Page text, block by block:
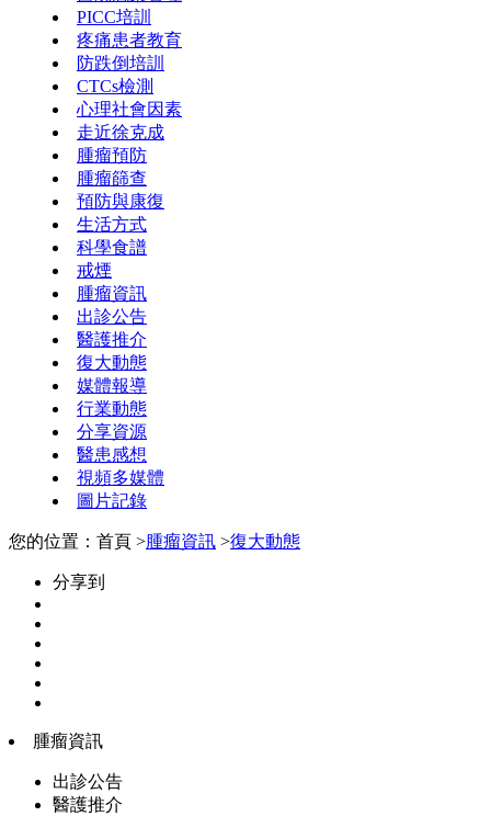
PICC培訓
疼痛患者教育
防跌倒培訓
CTCs檢測
心理社會因素
走近徐克成
腫瘤預防
腫瘤篩查
預防與康復
生活方式
科學食譜
戒煙
腫瘤資訊
出診公告
醫護推介
復大動態
媒體報導
行業動態
分享資源
醫患感想
視頻多媒體
圖片記錄
您的位置：首頁 >腫瘤資訊 >復大動態
分享到
腫瘤資訊
出診公告
醫護推介